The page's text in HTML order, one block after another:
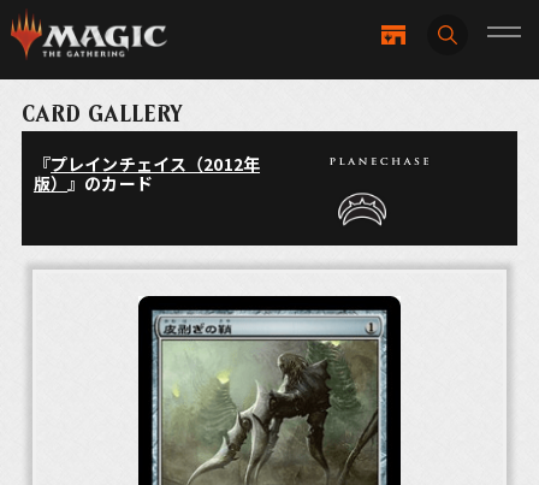
CARD GALLERY
『プレインチェイス（2012年
版）』のカード